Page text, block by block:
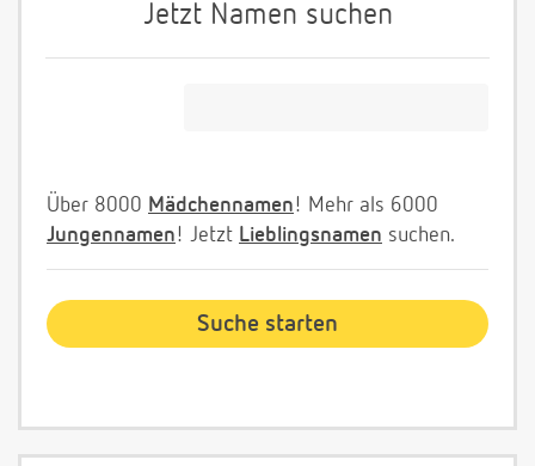
Jetzt Namen suchen
Über 8000 Mädchennamen! Mehr als 6000
Jungennamen! Jetzt Lieblingsnamen suchen.